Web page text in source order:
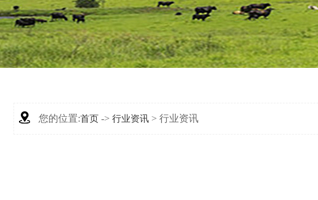
您的位置:首页 -> 行业资讯 > 行业资讯